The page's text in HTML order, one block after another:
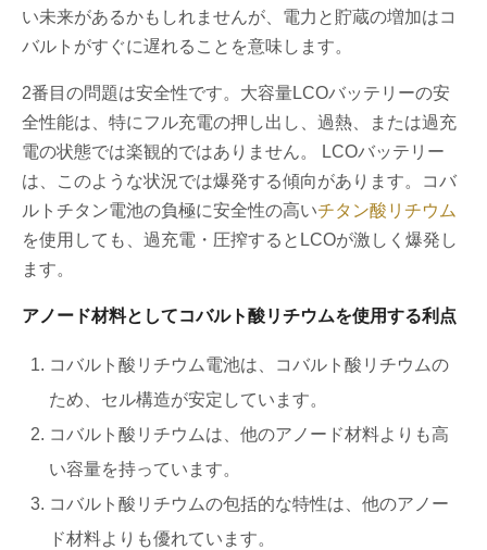
い未来があるかもしれませんが、電力と貯蔵の増加はコ
バルトがすぐに遅れることを意味します。
2番目の問題は安全性です。大容量LCOバッテリーの安
全性能は、特にフル充電の押し出し、過熱、または過充
電の状態では楽観的ではありません。 LCOバッテリー
は、このような状況では爆発する傾向があります。コバ
ルトチタン電池の負極に安全性の高いチタン酸リチウム
を使用しても、過充電・圧搾するとLCOが激しく爆発し
ます。
アノード材料としてコバルト酸リチウムを使用する利点
コバルト酸リチウム電池は、コバルト酸リチウムの
ため、セル構造が安定しています。
コバルト酸リチウムは、他のアノード材料よりも高
い容量を持っています。
コバルト酸リチウムの包括的な特性は、他のアノー
ド材料よりも優れています。